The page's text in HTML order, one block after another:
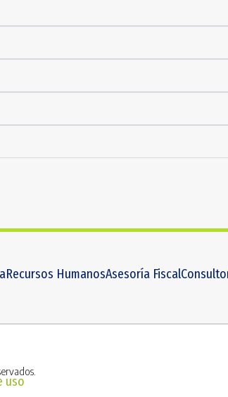
Recursos HumanosAsesoría Fiscal
uso